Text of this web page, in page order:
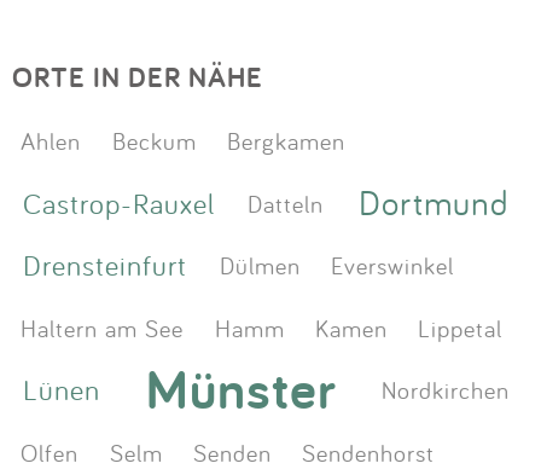
ORTE IN DER NÄHE
Ahlen Beckum Bergkamen
Castrop-Rauxel Datteln Dortmund
Drensteinfurt Dülmen
Everswinkel
Haltern am See
Hamm Kamen Lippetal
Lünen Münster
Nordkirchen
Olfen
Selm Senden Sendenhorst